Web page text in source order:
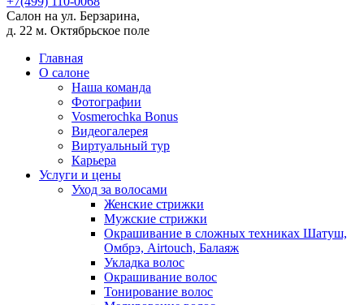
Салон на ул. Берзарина,
д. 22 м. Октябрьское поле
Главная
О салоне
Наша команда
Фотографии
Vosmerochka Bonus
Видеогалерея
Виртуальный тур
Карьера
Услуги и цены
Уход за волосами
Женские стрижки
Мужские стрижки
Окрашивание в сложных техниках Шатуш,
Омбрэ, Airtouch, Балаяж
Укладка волос
Окрашивание волос
Тонирование волос